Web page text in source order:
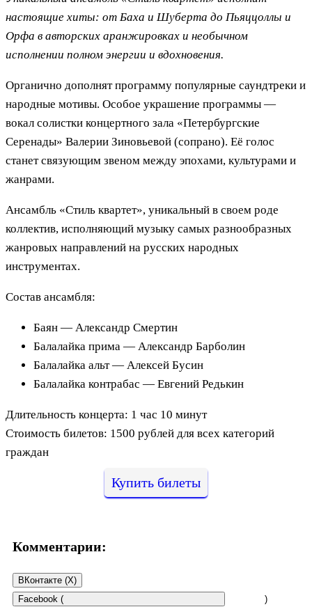
настоящие хиты: от Баха и Шуберта до Пьяццоллы и
Орфа в авторских аранжировках и необычном
исполнении полном энергии и вдохновения.
Органично дополнят программу популярные саундтреки и
народные мотивы. Особое украшение программы —
вокал солистки концертного зала «Петербургские
Серенады» Валерии Зиновьевой (сопрано). Её голос
станет связующим звеном между эпохами, культурами и
жанрами.
Ансамбль «Стиль квартет», уникальный в своем роде
коллектив, исполняющий музыку самых разнообразных
жанровых направлений на русских народных
инструментах.
Состав ансамбля:
Баян — Александр Смертин
Балалайка прима — Александр Барболин
Балалайка альт — Алексей Бусин
Балалайка контрабас — Евгений Редькин
Длительность концерта: 1 час 10 минут
Стоимость билетов: 1500 рублей для всех категорий
граждан
Купить билеты
Комментарии:
ВКонтакте (X)
Facebook (
)